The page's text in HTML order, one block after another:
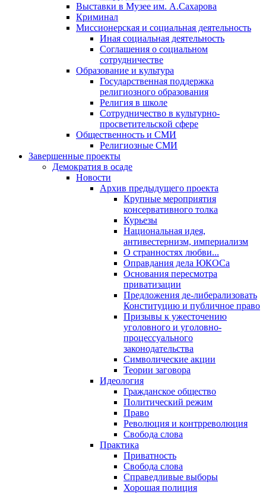
Выставки в Музее им. А.Сахарова
Криминал
Миссионерская и социальная деятельность
Иная социальная деятельность
Соглашения о социальном
сотрудничестве
Образование и культура
Государственная поддержка
религиозного образования
Религия в школе
Сотрудничество в культурно-
просветительской сфере
Общественность и СМИ
Религиозные СМИ
Завершенные проекты
Демократия в осаде
Новости
Архив предыдущего проекта
Крупные мероприятия
консервативного толка
Курьезы
Национальная идея,
антивестернизм, империализм
О странностях любви...
Оправдания дела ЮКОСа
Основания пересмотра
приватизации
Предложения де-либерализовать
Конституцию и публичное право
Призывы к ужесточению
уголовного и уголовно-
процессуального
законодательства
Символические акции
Теории заговора
Идеология
Гражданское общество
Политический режим
Право
Революция и контрреволюция
Свобода слова
Практика
Приватность
Свобода слова
Справедливые выборы
Хорошая полиция